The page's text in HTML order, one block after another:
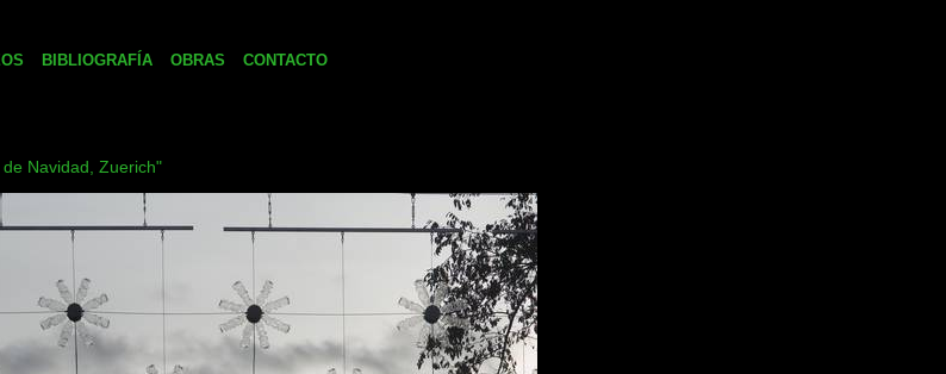
BIBLIOGRAFÍA OBRAS CONTACTO
Navidad, Zuerich"